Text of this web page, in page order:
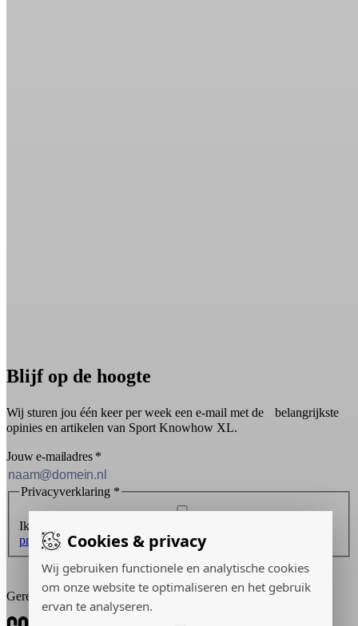
Cookies & privacy
Wij gebruiken functionele en analytische cookies
om onze website te optimaliseren en het gebruik
ervan te analyseren.
Blijf op de hoogte
Wij sturen jou één keer per week een e-mail met de belangrijkste
opinies en artikelen van Sport Knowhow XL.
Jouw e-mailadres *
Privacyverklaring *
Ik ontvang graag de nieuwsbrief en ga akkoord met de
privacyverklaring.
Inschrijven
Gerealiseerd door: